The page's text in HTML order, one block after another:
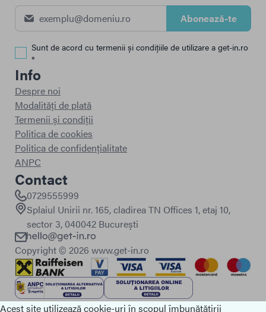
Abonează-te
Sunt de acord cu termenii și condițiile de utilizare a get-in.ro
*
Info
Despre noi
Modalități de plată
Termenii și condiții
Politica de cookies
Politica de confidențialitate
ANPC
Contact
0729555999
Splaiul Unirii nr. 165, cladirea TN Offices 1, etaj 10,
sector 3, 040042 București
Copyright © 2026 www.get-in.ro
Acest site utilizează cookie-uri în scopul îmbunătățirii